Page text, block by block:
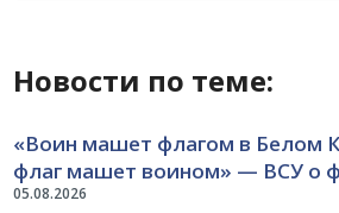
Новости по теме:
05.08.2026
«Воин машет флагом в Белом
флаг машет воином» — ВСУ о